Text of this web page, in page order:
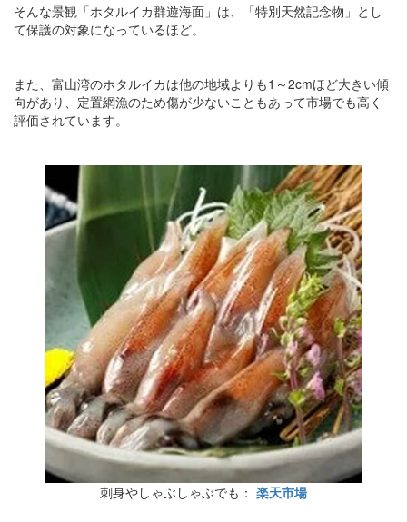
そんな景観「ホタルイカ群遊海面」は、「特別天然記念物」とし
て保護の対象になっているほど。
また、富山湾のホタルイカは他の地域よりも1～2cmほど大きい傾
向があり、定置網漁のため傷が少ないこともあって市場でも高く
評価されています。
刺身やしゃぶしゃぶでも： 楽天市場